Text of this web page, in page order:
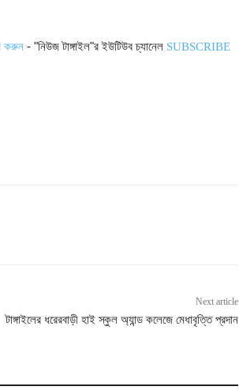
করুন - "নিউজ টাঙ্গাইল"র ইউটিউব চ্যানেল SUBSCRIBE
Next article
টাঙ্গাইলের ধরেরবাড়ী হাই স্কুল অ্যান্ড কলেজে মেধাবৃত্তি প্রদান